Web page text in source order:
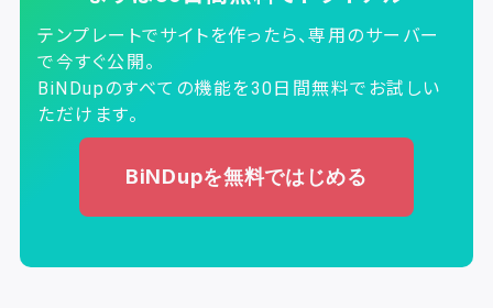
テンプレートでサイトを作ったら、専用のサーバー
で今すぐ公開。
BiNDupのすべての機能を30日間無料でお試しい
ただけます。
BiNDupを無料ではじめる